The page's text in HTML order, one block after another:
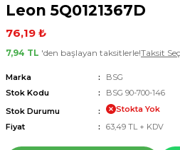
Leon 5Q0121367D
76,19 ₺
7,94 TL 'den başlayan taksitlerle!Taksit
Marka
BSG
Stok Kodu
BSG 90-700-146
Stok Durumu
Stokta Yok
Fiyat
63,49 TL + KDV